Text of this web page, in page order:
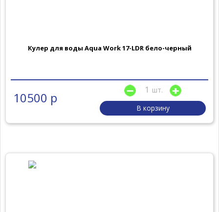
Кулер для воды Aqua Work 17-LDR бело-черный
10500 р
шт.
В корзину